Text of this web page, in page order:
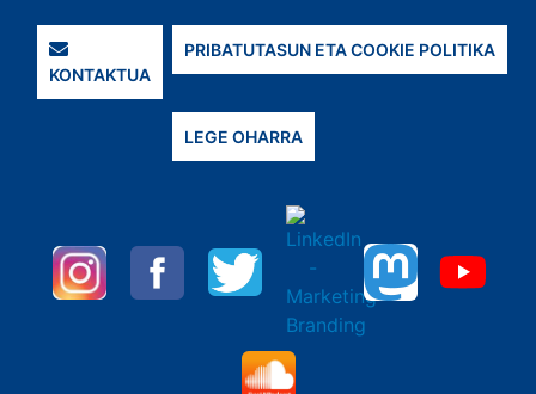
KONTAKTUA
PRIBATUTASUN ETA COOKIE POLITIKA
LEGE OHARRA